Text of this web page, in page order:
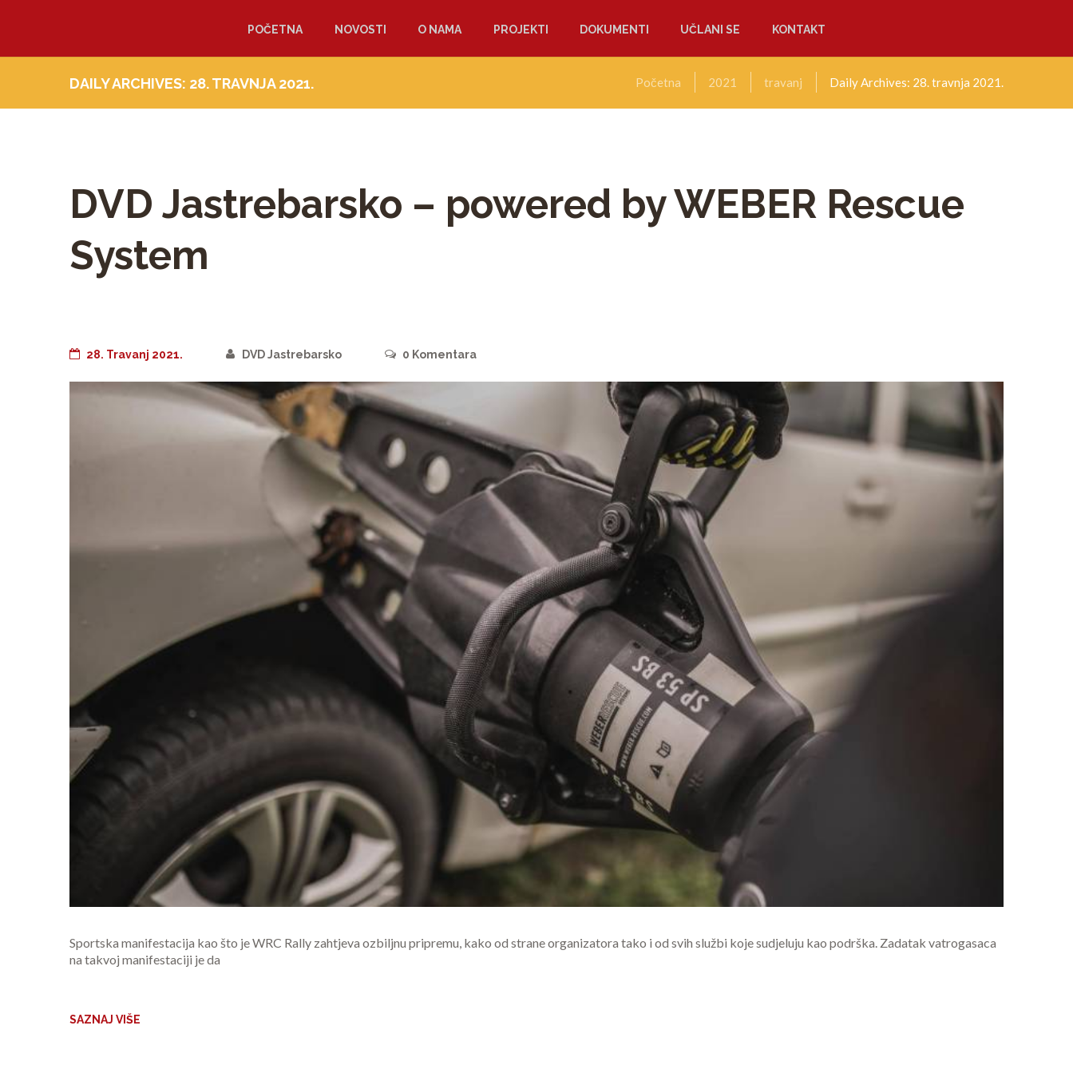
POČETNA NOVOSTI O NAMA PROJEKTI DOKUMENTI UČLANI SE KONTAKT
DAILY ARCHIVES: 28. TRAVNJA 2021. Početna 2021 travanj Daily Archives: 28. travnja 2021.
DVD Jastrebarsko – powered by WEBER Rescue
System
28. Travanj 2021. DVD Jastrebarsko 0 Komentara
Sportska manifestacija kao što je WRC Rally zahtjeva ozbiljnu pripremu, kako od strane organizatora tako i od svih službi koje sudjeluju kao podrška. Zadatak vatrogasaca
na takvoj manifestaciji je da
SAZNAJ VIŠE